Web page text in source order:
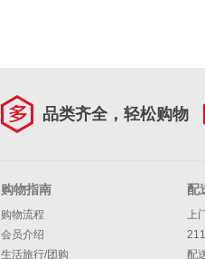
品类齐全，轻松购物
购物指南
购物流程
会员介绍
生活旅行/团购
配
上
配